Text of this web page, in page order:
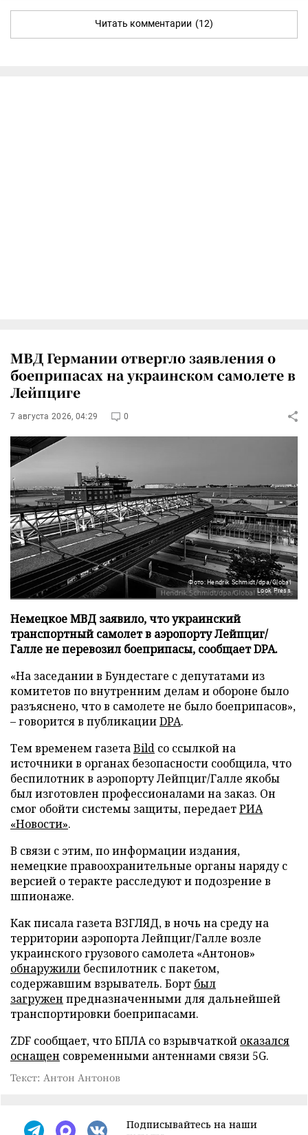
Читать комментарии (12)
МВД Германии отвергло заявления о
боеприпасах на украинском самолете в
Лейпциге
7 августа 2026, 04:29 0
Фото: Hendrik Schmidt/dpa/Global
Look Press
Немецкое МВД заявило, что украинский
транспортный самолет в аэропорту Лейпциг/
Галле не перевозил боеприпасы, сообщает DPA.
«На заседании в Бундестаге с депутатами из
комитетов по внутренним делам и обороне было
разъяснено, что в самолете не было боеприпасов»,
– говорится в публикацииDPA.
Тем временем газетаBild со ссылкой на
источники в органах безопасности сообщила, что
беспилотник в аэропорту Лейпциг/Галле якобы
был изготовлен профессионалами на заказ. Он
смог обойти системы защиты, передаетРИА
«Новости».
В связи с этим, по информации издания,
немецкие правоохранительные органы наряду с
версией о теракте расследуют и подозрение в
шпионаже.
Как писала газета ВЗГЛЯД, в ночь на среду на
территории аэропорта Лейпциг/Галле возле
украинского грузового самолета «Антонов»
обнаружили беспилотник с пакетом,
содержавшим взрыватель. Борт был
загружен предназначенными для дальнейшей
транспортировки боеприпасами.
ZDF сообщает, что БПЛА со взрывчаткой оказался
оснащен современными антеннами связи 5G.
Текст: Антон Антонов
Подписывайтесь на наши